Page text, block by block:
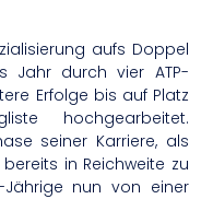
aufs Doppel
Jahr durch vier ATP-
Erfolge bis auf Platz
hochgearbeitet.
seiner Karriere, als
in Reichweite zu
nun von einer